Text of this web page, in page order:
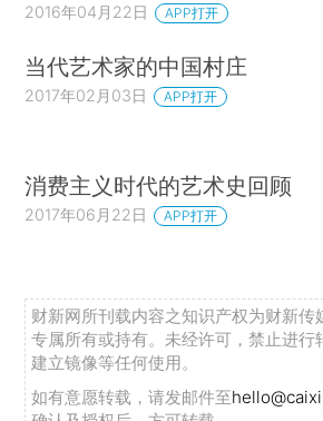
2016年04月22日 APP打开
当代艺术家的中国村庄
2017年02月03日 APP打开
消费主义时代的艺术史回顾
2017年06月22日 APP打开
财新网所刊载内容之知识产权为财新传
专属所有或持有。未经许可，禁止进行
建立镜像等任何使用。
如有意愿转载，请发邮件至